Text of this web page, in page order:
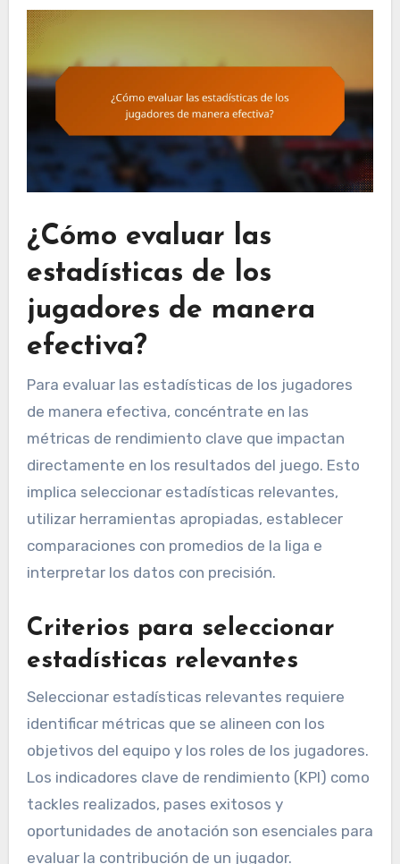
¿Cómo evaluar las
estadísticas de los
jugadores de manera
efectiva?
Para evaluar las estadísticas de los jugadores
de manera efectiva, concéntrate en las
métricas de rendimiento clave que impactan
directamente en los resultados del juego. Esto
implica seleccionar estadísticas relevantes,
utilizar herramientas apropiadas, establecer
comparaciones con promedios de la liga e
interpretar los datos con precisión.
Criterios para seleccionar
estadísticas relevantes
Seleccionar estadísticas relevantes requiere
identificar métricas que se alineen con los
objetivos del equipo y los roles de los jugadores.
Los indicadores clave de rendimiento (KPI) como
tackles realizados, pases exitosos y
oportunidades de anotación son esenciales para
evaluar la contribución de un jugador.